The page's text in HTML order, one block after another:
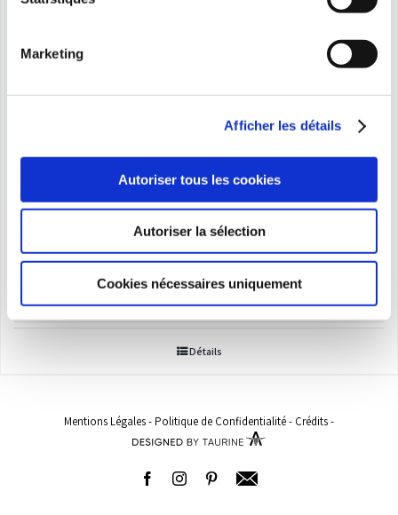
Marketing
Afficher les détails
Autoriser tous les cookies
Autoriser la sélection
Cookies nécessaires uniquement
Boxer
115,00€Plage
de
prix :
115,00€
Détails
Mentions Légales- Politique de Confidentialité- Crédits-
FacebookInstagramPinterest
Adresse